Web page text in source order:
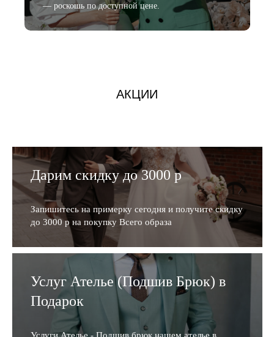
— роскошь по доступной цене.
АКЦИИ
Дарим скидку до 3000 р
Запишитесь на примерку сегодня и получите скидку
до 3000 р на покупку Всего образа
Услуг Ателье (Подшив Брюк) в
Подарок